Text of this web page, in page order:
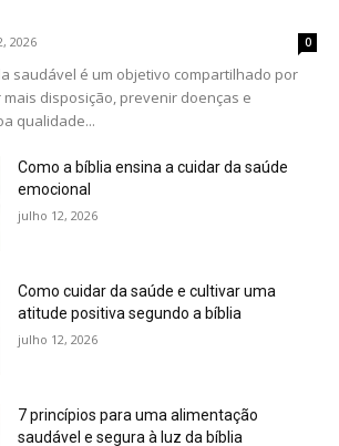
2026 0
saudável é um objetivo compartilhado por
disposição, prevenir doenças e
qualidade...
Como a bíblia ensina a cuidar da saúde
emocional
julho 12, 2026
Como cuidar da saúde e cultivar uma
atitude positiva segundo a bíblia
julho 12, 2026
7 princípios para uma alimentação
saudável e segura à luz da bíblia